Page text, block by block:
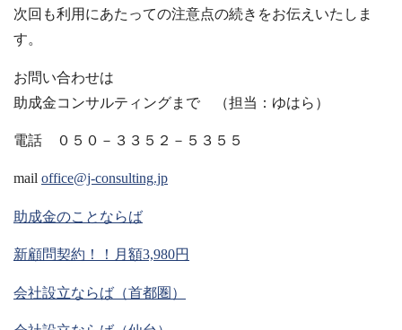
次回も利用にあたっての注意点の続きをお伝えいたしま
す。
お問い合わせは
助成金コンサルティングまで （担当：ゆはら）
電話 ０５０－３３５２－５３５５
mail office@j-consulting.jp
助成金のことならば
新顧問契約！！月額3,980円
会社設立ならば（首都圏）